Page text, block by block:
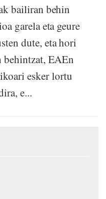
bailiran behin
garela eta geure
dute, eta hori
behintzat, EAEn
esker lortu
e...